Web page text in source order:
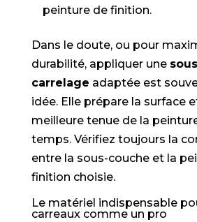
peinture de finition.
Dans le doute, ou pour
durabilité, appliquer une
carrelage adaptée est
idée. Elle prépare la surface
meilleure tenue de la
temps. Vérifiez toujours la
entre la sous-couche et la
finition choisie.
Le matériel indispensable
carreaux comme un pro